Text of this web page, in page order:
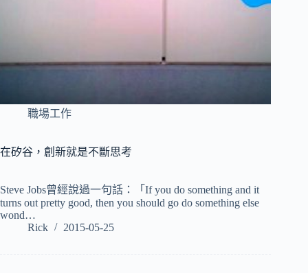
職場工作
在矽谷，創新就是不斷思考
Steve Jobs曾經說過一句話：「If you do something and it
turns out pretty good, then you should go do something else
wond…
Rick
2015-05-25